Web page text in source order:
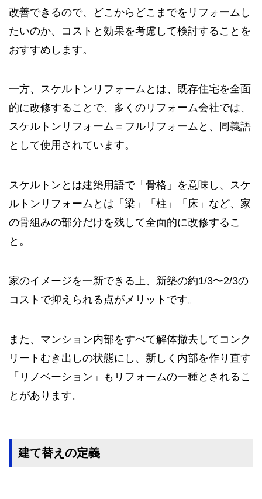
改善できるので、どこからどこまでをリフォームし
たいのか、コストと効果を考慮して検討することを
おすすめします。
一方、スケルトンリフォームとは、既存住宅を全面
的に改修することで、多くのリフォーム会社では、
スケルトンリフォーム＝フルリフォームと、同義語
として使用されています。
スケルトンとは建築用語で「骨格」を意味し、スケ
ルトンリフォームとは「梁」「柱」「床」など、家
の骨組みの部分だけを残して全面的に改修するこ
と。
家のイメージを一新できる上、新築の約1/3〜2/3の
コストで抑えられる点がメリットです。
また、マンション内部をすべて解体撤去してコンク
リートむき出しの状態にし、新しく内部を作り直す
「リノベーション」もリフォームの一種とされるこ
とがあります。
建て替えの定義